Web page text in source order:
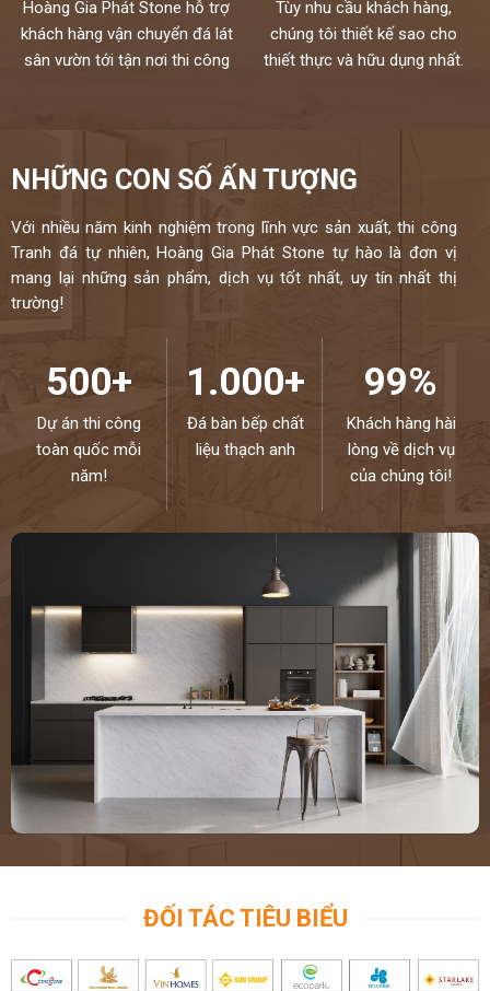
Chúng tôi không bán lẻ đá tấm chỉ nhận gia công chế tác và lắp đặt
theo yêu cầu cho khách hàng nên không phải qua trung gian
Chất lượng,thi công chuyên nghiệp,đội ngũ thợ tay nghề cao đã
vòng 24h,tất cả thành phẩm của chúng tôi sẽ được lưu bảo hành
trên máy tính,chúng tôi sẽ luôn đồng hành cùng khách hàng.
Đá cao cấp Hoàng Gia Phát tự hào là đơn vị
thi công đá bàn bếp số 1 tại Hà Nội
NIỀM TIN CỦA KHÁCH LÀ HẠNH PHÚC CỦA CHÚNG TÔI - HÂN
ĐƯỢC PHỤC VỤ QUÝ KHÁCH – HOTLINE:
0972101656 -
0946916986
Hoàng Gia Phát Stone hỗ trợ
khách hàng vận chuyển đá lát
sân vườn tới tận nơi thi công
Tùy nhu cầu khách hàng,
chúng tôi thiết kế sao cho
thiết thực và hữu dụng nhất.
NHỮNG CON SỐ ẤN TƯỢNG
Với nhiều năm kinh nghiệm trong lĩnh vực sản xuất, thi công
Tranh đá tự nhiên, Hoàng Gia Phát Stone tự hào là đơn vị
mang lại những sản phẩm, dịch vụ tốt nhất, uy tín nhất thị
trường!
500+
Dự án thi công
toàn quốc mỗi
năm!
1.000+
Đá bàn bếp chất
liệu thạch anh
99%
Khách hàng hài
lòng về dịch vụ
của chúng tôi!
ĐỐI TÁC TIÊU BIỂU